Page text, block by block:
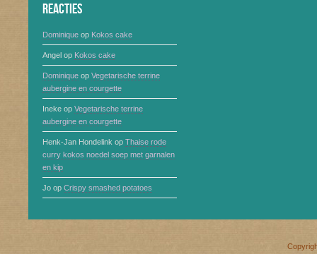
Reacties
Dominique op Kokos cake
Angel op Kokos cake
Dominique op Vegetarische terrine
aubergine en courgette
Ineke op Vegetarische terrine
aubergine en courgette
Henk-Jan Hondelink op Thaise rode
curry kokos noedel soep met garnalen
en kip
Jo op Crispy smashed potatoes